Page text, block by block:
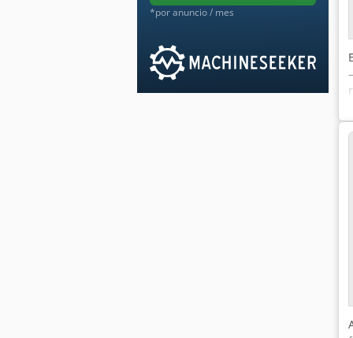
*por anuncio / mes